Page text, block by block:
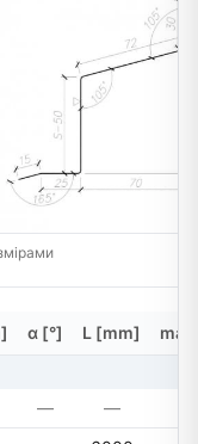
α [°] L [mm]
— —